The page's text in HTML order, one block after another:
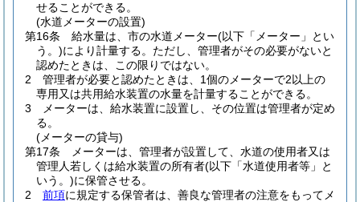
せることができる。
(水道メーターの設置)
第16条
給水量は、市の水道メーター(以下「メーター」とい
う。)により計量する。 ただし、管理者がその必要がないと
認めたときは、この限りではない。
2
管理者が必要と認めたときは、1個のメーターで2以上の
専用又は共用給水装置の水量を計量することができる。
3
メーターは、給水装置に設置し、その位置は管理者が定め
る。
(メーターの貸与)
第17条
メーターは、管理者が設置して、水道の使用者又は
管理人若しくは給水装置の所有者(以下「水道使用者等」と
いう。)に保管させる。
2
前項に規定する保管者は、善良な管理者の注意をもってメ